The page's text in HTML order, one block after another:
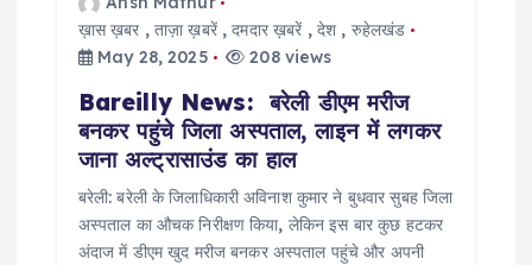
ख़ास ख़बर ,ताज़ा ख़बरें,दमदार ख़बरें , देश , रुहेलखंड
May 28, 2025
208 views
Bareilly News: बरेली डीएम मरीज
बनकर पहुंचे जिला अस्पताल, लाइन में लगकर
जाना अल्ट्रासाउंड का हाल
बरेली: बरेली के जिलाधिकारी अविनाश कुमार ने बुधवार सुबह जिला
अस्पताल का औचक निरीक्षण किया, लेकिन इस बार कुछ हटकर
अंदाज में डीएम खुद मरीज बनकर अस्पताल पहुंचे और अपनी